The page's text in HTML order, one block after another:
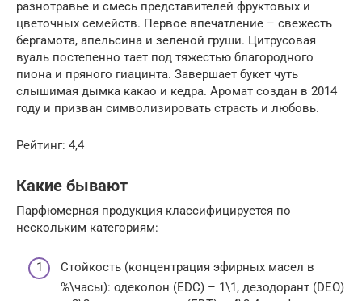
разнотравье и смесь представителей фруктовых и
цветочных семейств. Первое впечатление – свежесть
бергамота, апельсина и зеленой груши. Цитрусовая
вуаль постепенно тает под тяжестью благородного
пиона и пряного гиацинта. Завершает букет чуть
слышимая дымка какао и кедра. Аромат создан в 2014
году и призван символизировать страсть и любовь.
Рейтинг: 4,4
Какие бывают
Парфюмерная продукция классифицируется по
нескольким категориям:
Стойкость (концентрация эфирных масел в
%\часы): одеколон (EDC) – 1\1, дезодорант (DEO)